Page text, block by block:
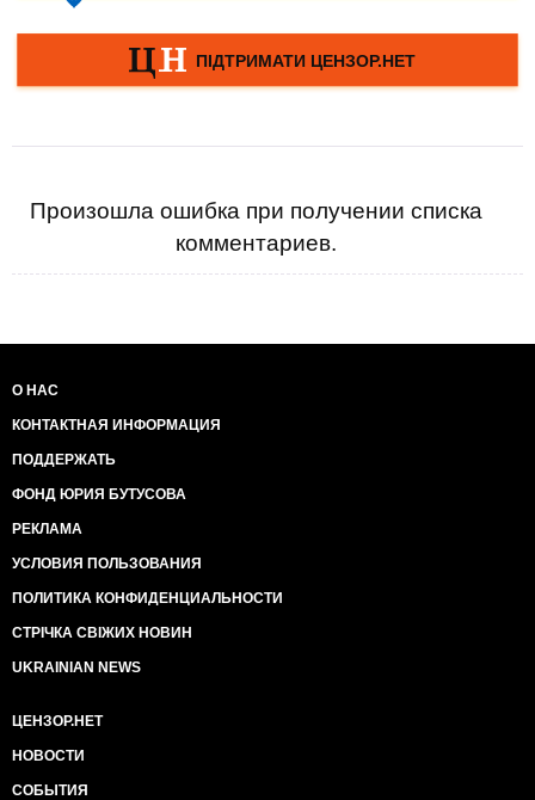
Произошла ошибка при получении списка
комментариев.
О НАС
КОНТАКТНАЯ ИНФОРМАЦИЯ
ПОДДЕРЖАТЬ
ФОНД ЮРИЯ БУТУСОВА
РЕКЛАМА
УСЛОВИЯ ПОЛЬЗОВАНИЯ
ПОЛИТИКА КОНФИДЕНЦИАЛЬНОСТИ
СТРІЧКА СВІЖИХ НОВИН
UKRAINIAN NEWS
ЦЕНЗОР.НЕТ
НОВОСТИ
СОБЫТИЯ